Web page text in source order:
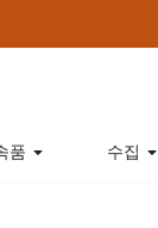
품 수집